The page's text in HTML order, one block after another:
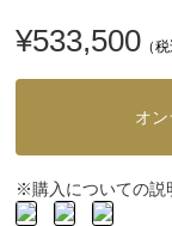
¥533,500 （
オ
※購入についての説